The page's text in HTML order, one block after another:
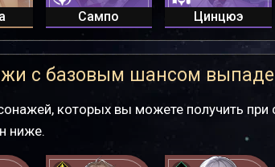
Сампо Цинцюэ
с базовым шансом
которых вы можете получить
ниже.